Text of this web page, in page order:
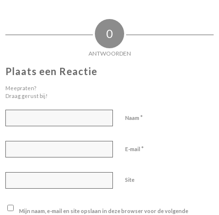
0
ANTWOORDEN
Plaats een Reactie
Meepraten?
Draag gerust bij!
Naam*
E-mail*
Site
Mijn naam, e-mail en site opslaan in deze browser voor de volgende